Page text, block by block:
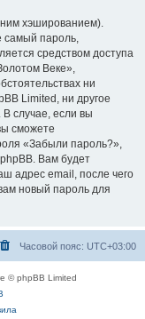
хэшированием).
самый пароль,
средством доступа
Веке»,
ни
Limited, ни другое
случае, если вы
сможете
«Забыли пароль?»,
Вам будет
адрес email, после чего
новый пароль для
Часовой пояс: UTC+03:00
© phpBB Limited